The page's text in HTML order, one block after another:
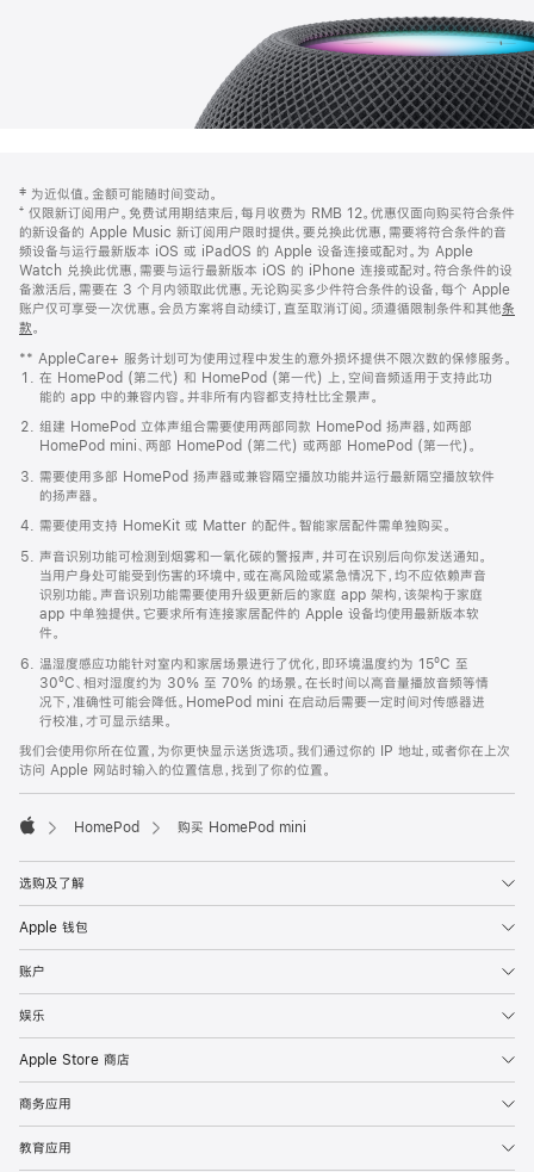
页
页
脚
注
‡ 为近似值。金额可能随时间变动。
⁺ 仅限新订阅用户。免费试用期结束后，每月收费为 RMB 12。优惠仅面向购买符合条件
的新设备的 Apple Music 新订阅用户限时提供。要兑换此优惠，需要将符合条件的音
频设备与运行最新版本 iOS 或 iPadOS 的 Apple 设备连接或配对。为 Apple
Watch 兑换此优惠，需要与运行最新版本 iOS 的 iPhone 连接或配对。符合条件的设
备激活后，需要在 3 个月内领取此优惠。无论购买多少件符合条件的设备，每个 Apple
账户仅可享受一次优惠。会员方案将自动续订，直至取消订阅。须遵循限制条件和其他条
款。
窗
口
中
打
开)
** AppleCare+ 服务计划可为使用过程中发生的意外损坏提供不限次数的保修服务。
在 HomePod (第二代) 和 HomePod (第一代) 上，空间音频适用于支持此功
能的 app 中的兼容内容。并非所有内容都支持杜比全景声。
组建 HomePod 立体声组合需要使用两部同款 HomePod 扬声器，如两部
HomePod mini、两部 HomePod (第二代) 或两部 HomePod (第一代)。
需要使用多部 HomePod 扬声器或兼容隔空播放功能并运行最新隔空播放软件
的扬声器。
需要使用支持 HomeKit 或 Matter 的配件。智能家居配件需单独购买。
声音识别功能可检测到烟雾和一氧化碳的警报声，并可在识别后向你发送通知。
当用户身处可能受到伤害的环境中，或在高风险或紧急情况下，均不应依赖声音
识别功能。声音识别功能需要使用升级更新后的家庭 app 架构，该架构于家庭
app 中单独提供。它要求所有连接家居配件的 Apple 设备均使用最新版本软
件。
温湿度感应功能针对室内和家居场景进行了优化，即环境温度约为 15ºC 至
30ºC、相对湿度约为 30% 至 70% 的场景。在长时间以高音量播放音频等情
况下，准确性可能会降低。HomePod mini 在启动后需要一定时间对传感器进
行校准，才可显示结果。
我们会使用你所在位置，为你更快显示送货选项。我们通过你的 IP 地址，或者你在上次
访问 Apple 网站时输入的位置信息，找到了你的位置。
HomePod 购买 HomePod mini
选购及了解
Apple 钱包
账户
娱乐
Apple Store 商店
商务应用
教育应用